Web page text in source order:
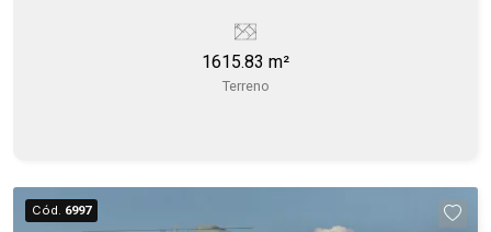
1615.83 m²
Terreno
Cód. 6997